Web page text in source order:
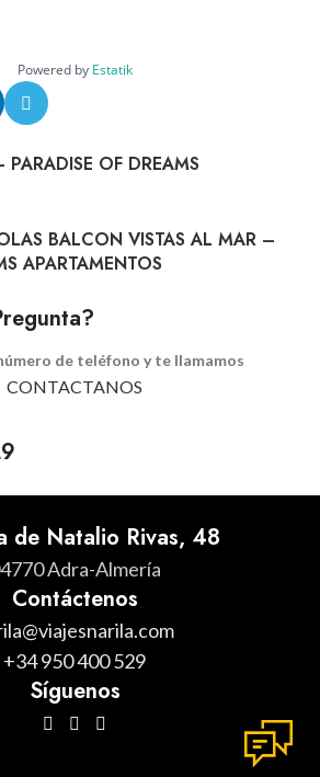
Powered by Estatik
PARADISE OF DREAMS
BALCON VISTAS AL MAR –
APARTAMENTOS
de teléfono y te llamamos
CONTACTANOS
de Natalio Rivas, 48
Adra-Almería
Contáctenos
+34 950 400 529
Síguenos